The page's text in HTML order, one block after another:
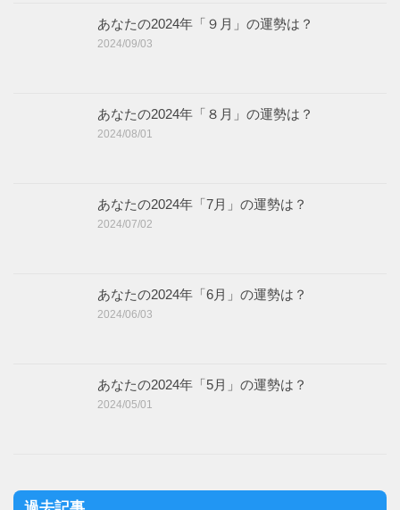
あなたの2024年「９月」の運勢は？
2024/09/03
あなたの2024年「８月」の運勢は？
2024/08/01
あなたの2024年「7月」の運勢は？
2024/07/02
あなたの2024年「6月」の運勢は？
2024/06/03
あなたの2024年「5月」の運勢は？
2024/05/01